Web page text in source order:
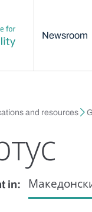
Newsroom
and resources
in: